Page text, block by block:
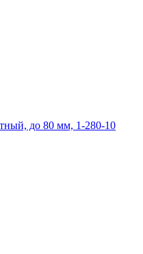
до 80 мм, 1-280-10